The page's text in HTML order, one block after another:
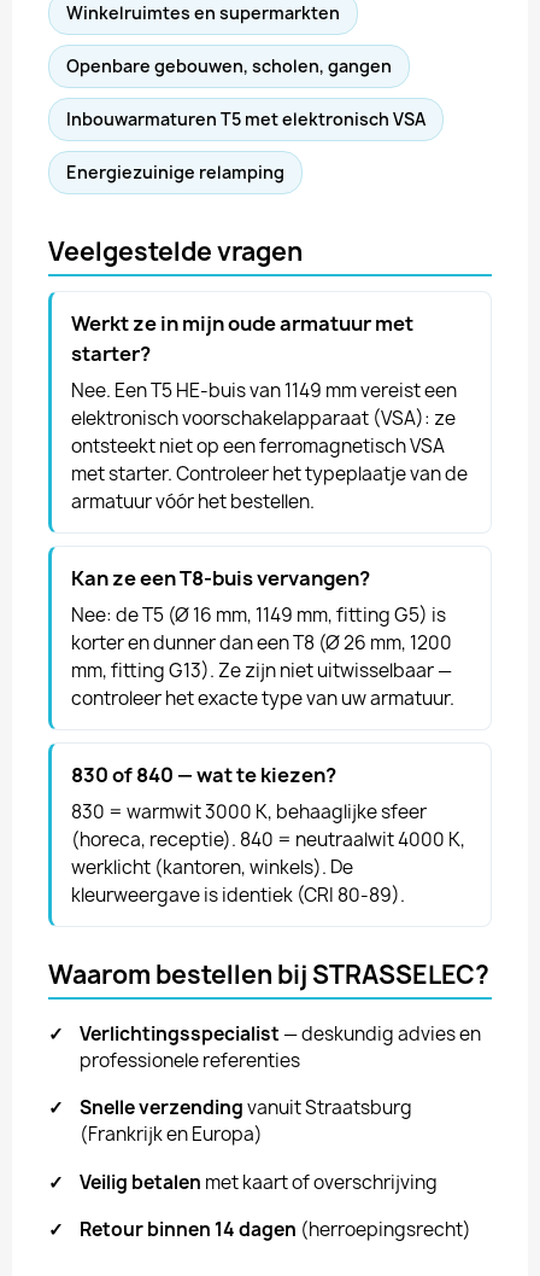
Winkelruimtes en supermarkten
Openbare gebouwen, scholen, gangen
Inbouwarmaturen T5 met elektronisch VSA
Energiezuinige relamping
Veelgestelde vragen
Werkt ze in mijn oude armatuur met
starter?
Nee. Een T5 HE-buis van 1149 mm vereist een
elektronisch voorschakelapparaat (VSA): ze
ontsteekt niet op een ferromagnetisch VSA
met starter. Controleer het typeplaatje van de
armatuur vóór het bestellen.
Kan ze een T8-buis vervangen?
Nee: de T5 (Ø 16 mm, 1149 mm, fitting G5) is
korter en dunner dan een T8 (Ø 26 mm, 1200
mm, fitting G13). Ze zijn niet uitwisselbaar —
controleer het exacte type van uw armatuur.
830 of 840 — wat te kiezen?
830 = warmwit 3000 K, behaaglijke sfeer
(horeca, receptie). 840 = neutraalwit 4000 K,
werklicht (kantoren, winkels). De
kleurweergave is identiek (CRI 80-89).
Waarom bestellen bij STRASSELEC?
✓ Verlichtingsspecialist — deskundig advies en
professionele referenties
✓
Snelle verzendingvanuit Straatsburg
(Frankrijk en Europa)
✓
Veilig betalen met kaart of overschrijving
✓
Retour binnen 14 dagen (herroepingsrecht)